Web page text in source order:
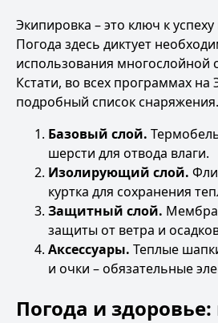
Экипировка – это ключ к
Погода здесь диктует
использования многослойной
Кстати, во всех программах на
подробный список
Базовый слой.
шерсти для отвода влаги.
Изолирующий слой.
куртка для сохранения
Защитный слой.
защиты от ветра и
Аксессуары. Теплые
и очки – обязательные
Погода и здоровье: